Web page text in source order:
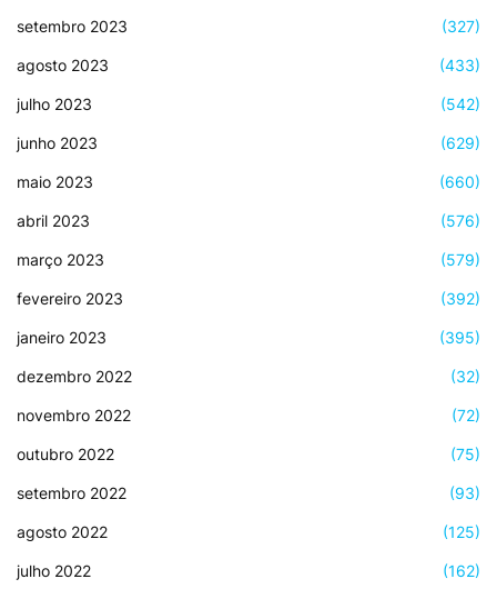
setembro 2023 (327)
agosto 2023 (433)
julho 2023 (542)
junho 2023 (629)
maio 2023 (660)
abril 2023 (576)
março 2023 (579)
fevereiro 2023 (392)
janeiro 2023 (395)
dezembro 2022 (32)
novembro 2022 (72)
outubro 2022 (75)
setembro 2022 (93)
agosto 2022 (125)
julho 2022 (162)